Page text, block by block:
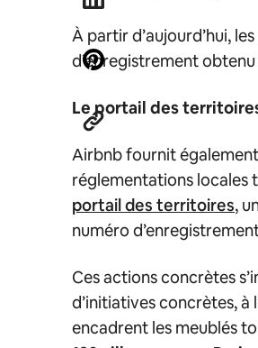
À partir d’aujourd’hui,
d’enregistrement
Le portail des
Airbnb fournit
réglementations locales
portail des territoires,
numéro
Ces actions concrètes
d’initiatives concrètes, à
encadrent les meublés